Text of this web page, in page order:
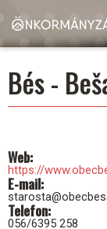
tartalomra
Main
navigation
Bés -
Web
https://
E-mail
Telefon
056/6395 258